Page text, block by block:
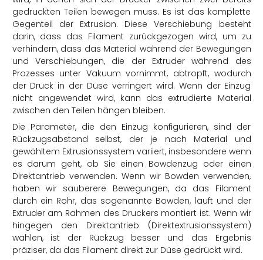
gedruckten Teilen bewegen muss. Es ist das komplette
Gegenteil der Extrusion. Diese Verschiebung besteht
darin, dass das Filament zurückgezogen wird, um zu
verhindern, dass das Material während der Bewegungen
und Verschiebungen, die der Extruder während des
Prozesses unter Vakuum vornimmt, abtropft, wodurch
der Druck in der Düse verringert wird. Wenn der Einzug
nicht angewendet wird, kann das extrudierte Material
zwischen den Teilen hängen bleiben.
Die Parameter, die den Einzug konfigurieren, sind der
Rückzugsabstand selbst, der je nach Material und
gewähltem Extrusionssystem variiert, insbesondere wenn
es darum geht, ob Sie einen Bowdenzug oder einen
Direktantrieb verwenden. Wenn wir Bowden verwenden,
haben wir sauberere Bewegungen, da das Filament
durch ein Rohr, das sogenannte Bowden, läuft und der
Extruder am Rahmen des Druckers montiert ist. Wenn wir
hingegen den Direktantrieb (Direktextrusionssystem)
wählen, ist der Rückzug besser und das Ergebnis
präziser, da das Filament direkt zur Düse gedrückt wird.